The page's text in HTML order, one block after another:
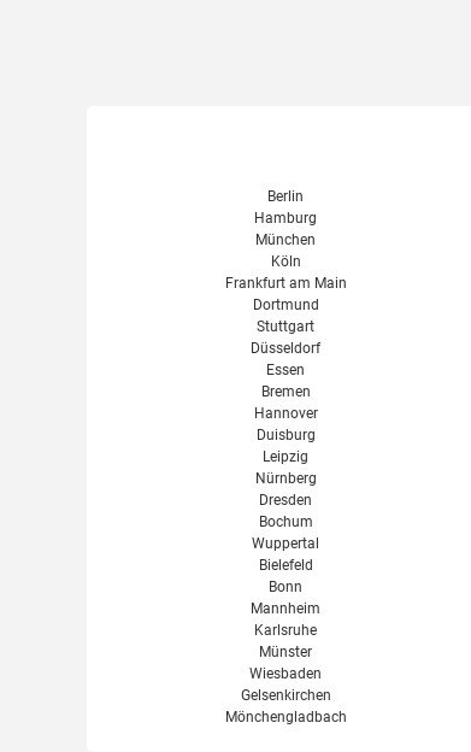
Berlin
Hamburg
München
Köln
Frankfurt am Main
Dortmund
Stuttgart
Düsseldorf
Essen
Bremen
Hannover
Duisburg
Leipzig
Nürnberg
Dresden
Bochum
Wuppertal
Bielefeld
Bonn
Mannheim
Karlsruhe
Münster
Wiesbaden
Gelsenkirchen
Mönchengladbach